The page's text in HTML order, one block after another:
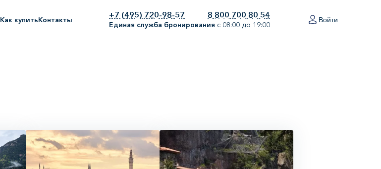
Как купитьКонтакты
+7 (495) 720-98-57 8 800 700 80 54
Единая служба бронирования с 08:00 до 19:00
Войти